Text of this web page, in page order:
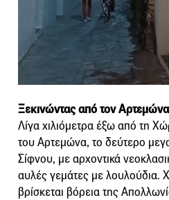
Ξεκινώντας από τον Αρτεμώνα
Λίγα χιλιόμετρα έξω από τη
του Αρτεμώνα, το δεύτερο
Σίφνου, με αρχοντικά
αυλές γεμάτες με λουλούδια.
βρίσκεται βόρεια της